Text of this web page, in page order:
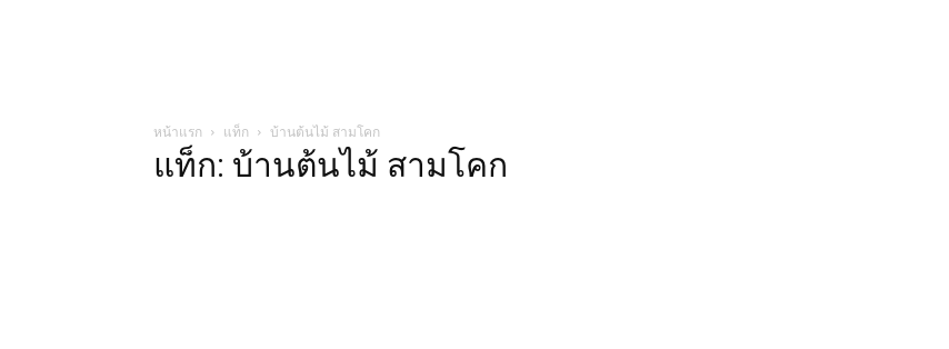
หน้าแรก แท็ก บ้านต้นไม้ สามโคก
แท็ก: บ้านต้นไม้ สามโคก